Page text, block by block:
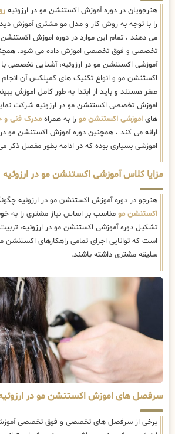
هنرجویان در دوره آموزش اکستنشن مو در ارزوئیه
را با توجه به روش کار و مدل مو مشتری آموزش
می دهند ، تمام این موارد در دوره اموزش
تخصصی و فوق تخصصی اموزش داده می شود.
آموزشی اکستنشن مو در ارزوئیه، آشنایی تخصصی با
اکستنشن مو و انواع تکنیک های کمپلکس آن
صفر هستند و باید از ابتدا به طور کامل اموزش
اموزش تخصصی اکستنشن مو در ارزوئیه شرکت
های اموزشی اکستنشن مو را به همراه مدرک فنی و
ارائه می کند ، همچنین دوره آموزش اکستنشن مو در
اموزشی بسیاری بوده که در ادامه بطور مفصل ذکر
مزایا کلاس آموزشی اکستنشن مو در ارزوئیه
هنرجو در دوره آموزش اکستنشن مو در ارزوئیه
اکستنشن مو مناسب بر اساس نیاز مشتری را به
تشکیل دوره آموزشی اکستنشن مو در ارزوئیه،
است که توانایی اجرای تمامی راهکارهای
سلیقه مشتری داشته باشند.
سرفصل های اموزش اکستنشن مو در
برخی از سرفصل های تخصصی و فوق تخصصی